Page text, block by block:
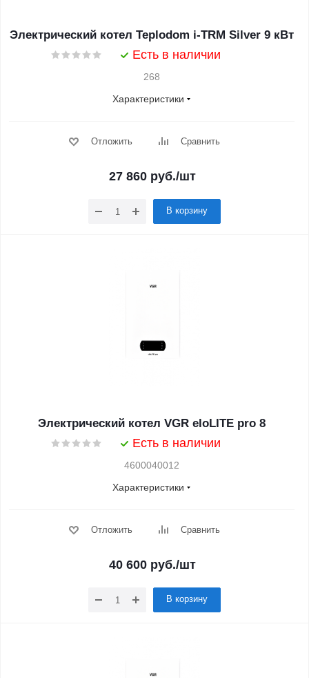
Электрический котел Teplodom i-TRM Silver 9 кВт
Есть в наличии
268
Характеристики
Отложить Сравнить
27 860руб./шт
В корзину
Электрический котел VGR eloLITE pro 8
Есть в наличии
4600040012
Характеристики
Отложить Сравнить
40 600руб./шт
В корзину